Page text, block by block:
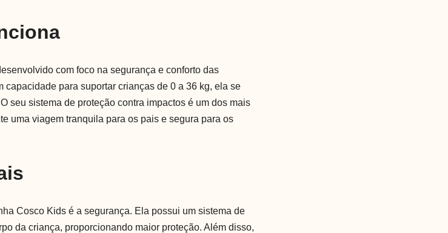
com foco na segurança e conforto das
capacidade para suportar crianças de 0 a 36 kg, ela se
seu sistema de proteção contra impactos é um dos mais
uma viagem tranquila para os pais e segura para os
Cosco Kids é a segurança. Ela possui um sistema de
da criança, proporcionando maior proteção. Além disso,